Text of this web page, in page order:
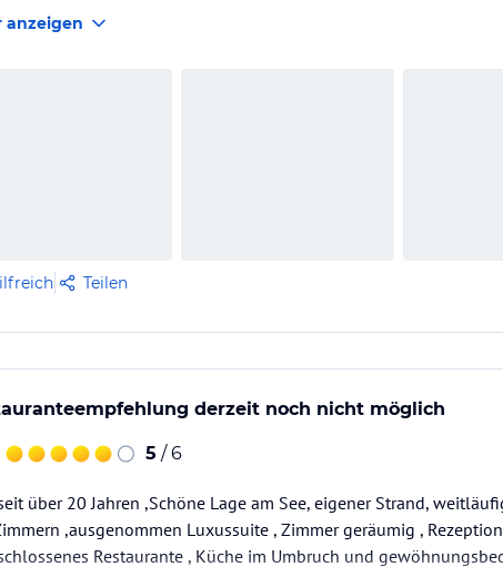
anzeigen
Teilen
derzeit noch nicht möglich
5 / 6
über 20 Jahren ,Schöne Lage am See, eigener Strand,
,ausgenommen Luxussuite , Zimmer geräumig ,
Restaurante , Küche im Umbruch und